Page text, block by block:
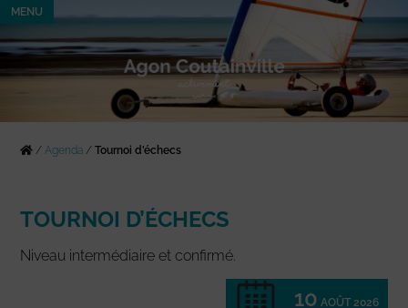
MENU
/Agenda /Tournoi d’échecs
TOURNOI D’ÉCHECS
Niveau intermédiaire et confirmé.
10 AOÛT 2026